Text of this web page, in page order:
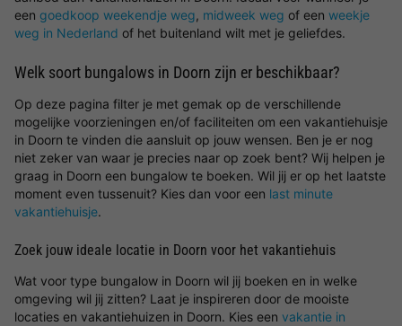
een goedkoop weekendje weg, midweek weg of een weekje
weg in Nederland of het buitenland wilt met je geliefdes.
Welk soort bungalows in Doorn zijn er beschikbaar?
Op deze pagina filter je met gemak op de verschillende
mogelijke voorzieningen en/of faciliteiten om een vakantiehuisje
in Doorn te vinden die aansluit op jouw wensen. Ben je er nog
niet zeker van waar je precies naar op zoek bent? Wij helpen je
graag in Doorn een bungalow te boeken. Wil jij er op het laatste
moment even tussenuit? Kies dan voor een last minute
vakantiehuisje.
Zoek jouw ideale locatie in Doorn voor het vakantiehuis
Wat voor type bungalow in Doorn wil jij boeken en in welke
omgeving wil jij zitten? Laat je inspireren door de mooiste
locaties en vakantiehuizen in Doorn. Kies een vakantie in